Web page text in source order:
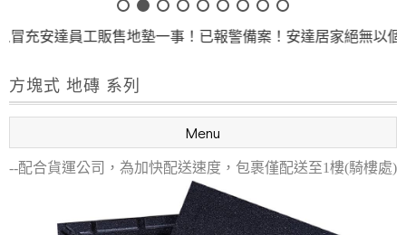
工販售地墊一事！已報警備案！安達居家絕無以個人名義私
方塊式 地磚 系列
Menu
--配合貨運公司，為加快配送速度，包裹僅配送至1樓(騎樓處)